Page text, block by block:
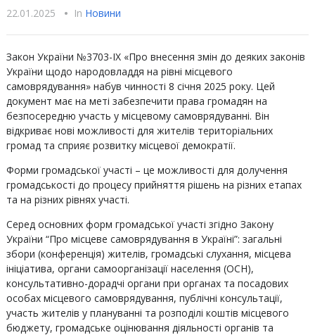
22.01.2025 • In Новини
Закон України №3703-IX «Про внесення змін до деяких законів
України щодо народовладдя на рівні місцевого
самоврядування» набув чинності 8 січня 2025 року. Цей
документ має на меті забезпечити права громадян на
безпосередню участь у місцевому самоврядуванні. Він
відкриває нові можливості для жителів територіальних
громад та сприяє розвитку місцевої демократії.
Форми громадської участі – це можливості для долучення
громадськості до процесу прийняття рішень на різних етапах
та на різних рівнях участі.
Серед основних форм громадської участі згідно Закону
України “Про місцеве самоврядування в Україні”: загальні
збори (конференція) жителів, громадські слухання, місцева
ініціатива, органи самоорганізації населення (ОСН),
консультативно-дорадчі органи при органах та посадових
особах місцевого самоврядування, публічні консультації,
участь жителів у плануванні та розподілі коштів місцевого
бюджету, громадське оцінювання діяльності органів та